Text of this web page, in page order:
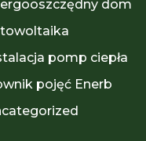
dom
pomp ciepła
pojęć Enerb